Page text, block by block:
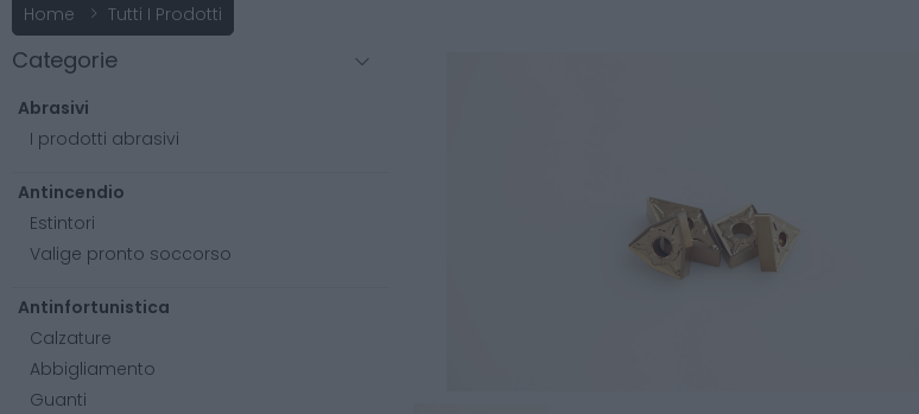
Home Tutti I Prodotti
Categorie
Abrasivi
I prodotti abrasivi
Antincendio
Estintori
Valige pronto soccorso
Antinfortunistica
Calzature
Abbigliamento
Guanti